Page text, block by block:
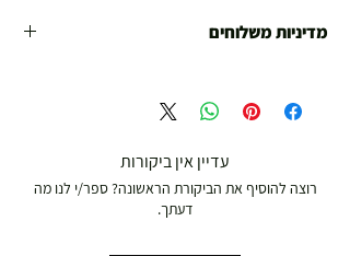
מדיניות משלוחים
19.00 ₪
עדיין אין ביקורות
רוצה להוסיף את הביקורת הראשונה? ספר/י לנו מה
דעתך.